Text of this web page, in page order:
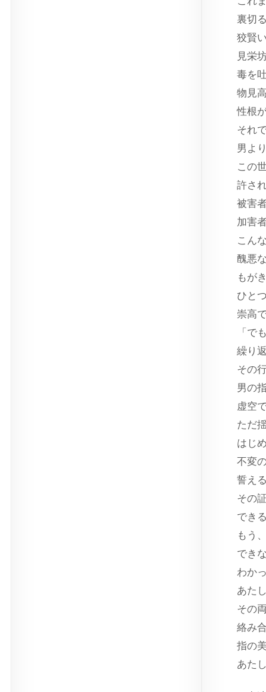
裏切
狡賢
見栄
毒を
物見
性根
それ
男よ
この
許さ
被害
加害
こん
醜悪
もが
ひと
崇高
「で
繰り
その
男の
虚空
ただ
はじ
不変
誓え
その
でき
もう
でき
わか
あた
その
絡み
指の
あた